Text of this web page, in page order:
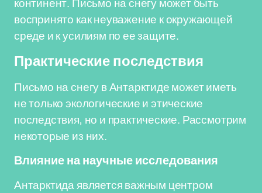
воспринято как неуважение к окружающей
среде и к усилиям по ее защите.
Практические последствия
Письмо на снегу в Антарктиде может иметь
не только экологические и этические
последствия, но и практические. Рассмотрим
некоторые из них.
Влияние на научные исследования
Антарктида является важным центром